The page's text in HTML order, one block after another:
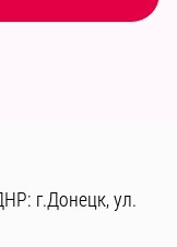
г.Донецк, ул.